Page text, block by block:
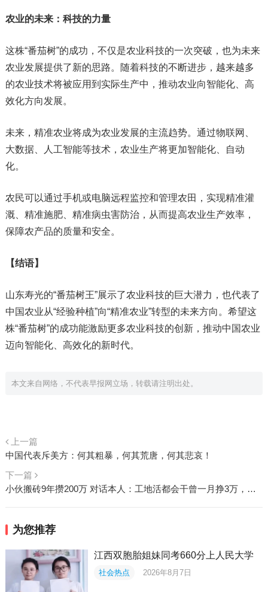
农业的未来：科技的力量
这株“番茄树”的成功，不仅是农业科技的一次突破，也为未来
农业发展提供了新的思路。随着科技的不断进步，越来越多
的农业技术将被应用到实际生产中，推动农业向智能化、高
效化方向发展。
未来，精准农业将成为农业发展的主流趋势。通过物联网、
大数据、人工智能等技术，农业生产将更加智能化、自动
化。
农民可以通过手机或电脑远程监控和管理农田，实现精准灌
溉、精准施肥、精准病虫害防治，从而提高农业生产效率，
保障农产品的质量和安全。
【结语】
山东寿光的“番茄树王”展示了农业科技的巨大潜力，也代表了
中国农业从“经验种植”向“精准农业”转型的未来方向。希望这
株“番茄树”的成功能激励更多农业科技的创新，推动中国农业
迈向智能化、高效化的新时代。
本文来自网络，不代表早报网立场，转载请注明出处。
上一篇
中国代表斥美方：何其粗暴，何其荒唐，何其悲哀！
下一篇
小伙搬砖9年攒200万 对话本人：工地活都会干曾一月挣3万，如果时间能倒流还是想好好读书
为您推荐
江西双胞胎姐妹同考660分上人民大学
社会热点 2026年8月7日